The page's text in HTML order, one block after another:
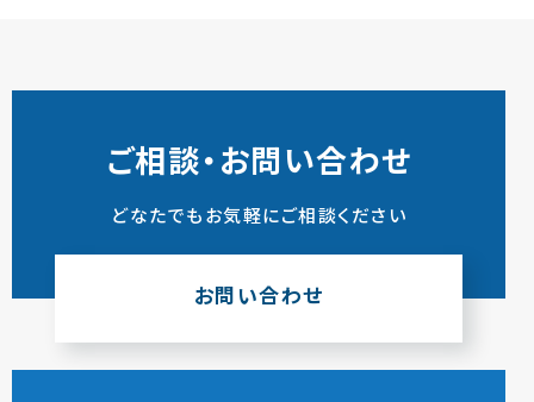
ご相談・お問い合わせ
どなたでもお気軽にご相談ください
お問い合わせ